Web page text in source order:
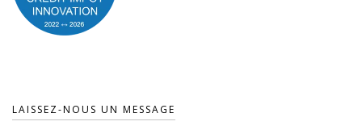
LAISSEZ-NOUS UN MESSAGE